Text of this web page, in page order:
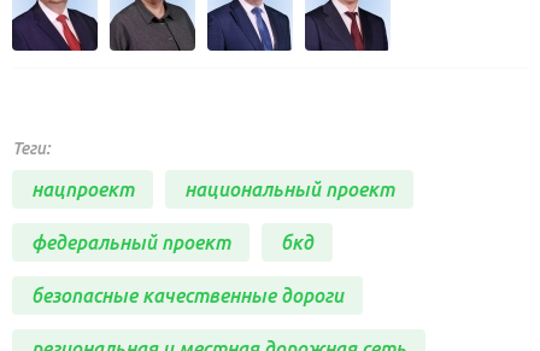
Теги:
нацпроект национальный проект
федеральный проект бкд
безопасные качественные дороги